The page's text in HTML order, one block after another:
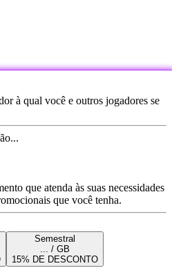
à qual você e outros jogadores se
que atenda às suas necessidades
que você tenha.
Semestral
... / GB
15% DE DESCONTO